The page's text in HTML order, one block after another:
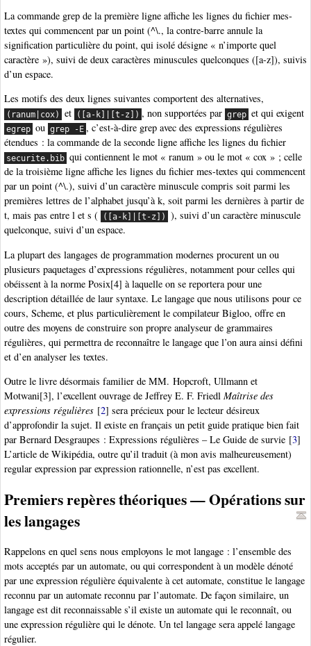
La commande grep de la première ligne affiche les lignes du fichier mes-
textes qui commencent par un point (^\., la contre-barre annule la
signification particulière du point, qui isolé désigne « n’importe quel
caractère »), suivi de deux caractères minuscules quelconques ([a-z]), suivis
d’un espace.
Les motifs des deux lignes suivantes comportent des alternatives,
(ranum|cox) et ([a-k]|[t-z]) , non supportées par grep et qui exigent
egrep ou grep -E , c’est-à-dire grep avec des expressions régulières
étendues : la commande de la seconde ligne affiche les lignes du fichier
securite.bib qui contiennent le mot « ranum » ou le mot « cox » ; celle
de la troisième ligne affiche les lignes du fichier mes-textes qui commencent
par un point (^\.), suivi d’un caractère minuscule compris soit parmi les
premières lettres de l’alphabet jusqu’à k, soit parmi les dernières à partir de
t, mais pas entre l et s (
([a-k]|[t-z])
), suivi d’un caractère minuscule
quelconque, suivi d’un espace.
La plupart des langages de programmation modernes procurent un ou
plusieurs paquetages d’expressions régulières, notamment pour celles qui
obéissent à la norme Posix[4] à laquelle on se reportera pour une
description détaillée de laur syntaxe. Le langage que nous utilisons pour ce
cours, Scheme, et plus particulièrement le compilateur Bigloo, offre en
outre des moyens de construire son propre analyseur de grammaires
régulières, qui permettra de reconnaître le langage que l’on aura ainsi défini
et d’en analyser les textes.
Outre le livre désormais familier de MM. Hopcroft, Ullmann et
Motwani[3], l’excellent ouvrage de Jeffrey E. F. Friedl Maîtrise des
expressions régulières [2] sera précieux pour le lecteur désireux
d’approfondir la sujet. Il existe en français un petit guide pratique bien fait
par Bernard Desgraupes : Expressions régulières – Le Guide de survie [3]
L’article de Wikipédia, outre qu’il traduit (à mon avis malheureusement)
regular expression par expression rationnelle, n’est pas excellent.
Premiers repères théoriques — Opérations sur
les langages
Rappelons en quel sens nous employons le mot langage : l’ensemble des
mots acceptés par un automate, ou qui correspondent à un modèle dénoté
par une expression régulière équivalente à cet automate, constitue le langage
reconnu par un automate reconnu par l’automate. De façon similaire, un
langage est dit reconnaissable s’il existe un automate qui le reconnaît, ou
une expression régulière qui le dénote. Un tel langage sera appelé langage
régulier.